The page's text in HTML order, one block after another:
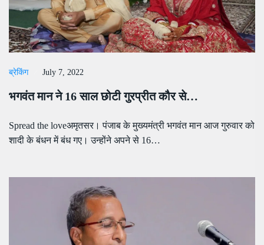
ब्रेकिंग July 7, 2022
भगवंत मान ने 16 साल छोटी गुरप्रीत कौर से…
Spread the loveअमृतसर। पंजाब के मुख्यमंत्री भगवंत मान आज गुरुवार को
शादी के बंधन में बंध गए। उन्होंने अपने से 16…